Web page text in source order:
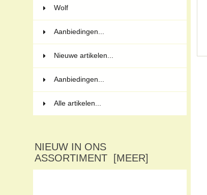
Wolf
Aanbiedingen...
Nieuwe artikelen...
Aanbiedingen...
Alle artikelen...
NIEUW IN ONS
ASSORTIMENT [MEER]